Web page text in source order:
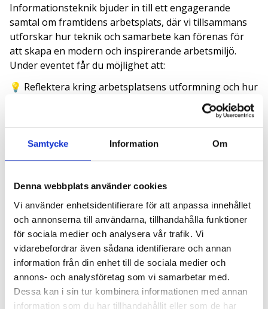
Samtycke Information Om
Denna webbplats använder cookies
Vi använder enhetsidentifierare för att anpassa innehållet
och annonserna till användarna, tillhandahålla funktioner
för sociala medier och analysera vår trafik. Vi
vidarebefordrar även sådana identifierare och annan
information från din enhet till de sociala medier och
annons- och analysföretag som vi samarbetar med.
Dessa kan i sin tur kombinera informationen med annan
information som du har tillhandahållit eller som de har
Informationsteknik bjuder in till ett engagerande
samtal om framtidens arbetsplats, där vi tillsammans
utforskar hur teknik och samarbete kan förenas för
att skapa en modern och inspirerande arbetsmiljö.
Under eventet får du möjlighet att:
💡 Reflektera kring arbetsplatsens utformning och hur
den påverkar vårt välmående och produktivitet.
💡 Diskutera hur teknik kan bli en möjliggörare för
samarbete, flexibilitet och hållbarhet.
💡 Utforska nya sätt att balansera människa, teknik
Möt panelen
Jessica Schmidt är Associate Director på EY och leder
deras strategiska utveckling av Future of Work. Med en
stark passion för att skapa exceptionella och hållbara
arbetsmiljöer har hon tillsammans med sitt team varit
en drivande kraft i att lyfta EY till nya höjder. Som värd